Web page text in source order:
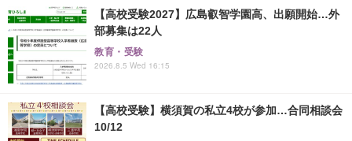
【高校受験2027】広島叡智学園高、出願開始…外
部募集は22人
教育・受験
2026.8.5 Wed 16:15
【高校受験】横須賀の私立4校が参加…合同相談会
10/12